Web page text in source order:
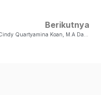
Berikutnya